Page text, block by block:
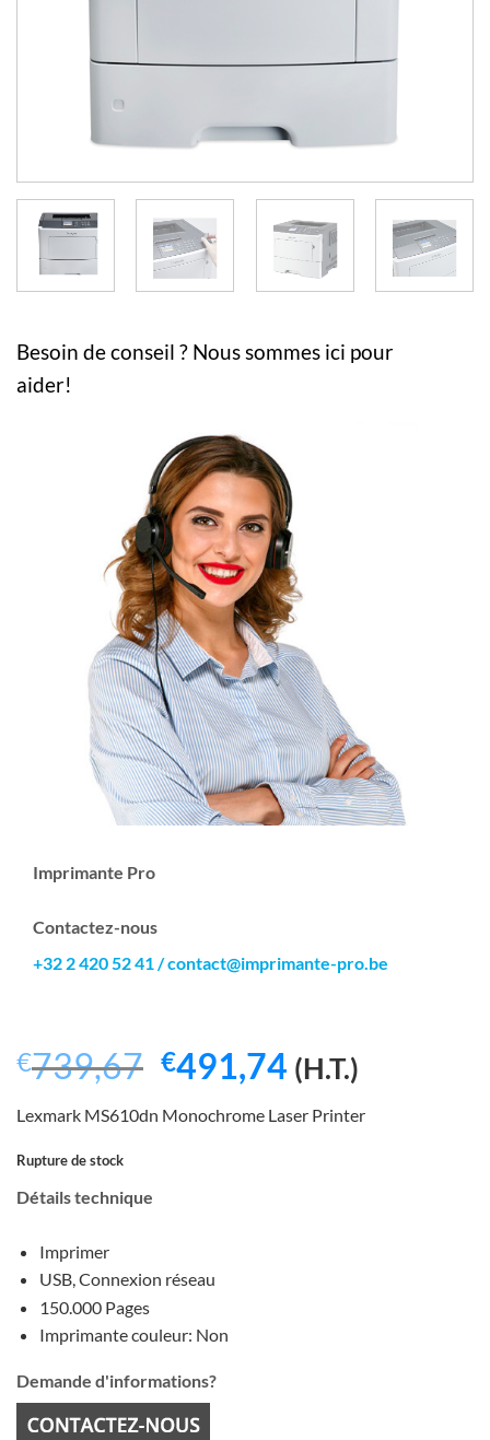
Besoin de conseil ? Nous sommes ici pour
aider!
Imprimante Pro
Contactez-nous
+32 2 420 52 41/contact@imprimante-pro.be
€739,67 Le
prix
initial
€491,74Le
prix
actuel
(H.T.)
Lexmark MS610dn Monochrome Laser Printer
Rupture de stock
Détails technique
Imprimer
USB, Connexion réseau
150.000 Pages
Imprimante couleur: Non
Demande d'informations?